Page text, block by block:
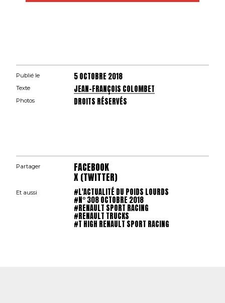
Publié le 5 OCTOBRE 2018
Texte JEAN-FRANÇOIS COLOMBET
Photos DROITS RÉSERVÉS
Partager FACEBOOK
X (TWITTER)
Et aussi #L'ACTUALITÉ DU POIDS LOURDS
#N° 308 OCTOBRE 2018
#RENAULT SPORT RACING
#RENAULT TRUCKS
#T HIGH RENAULT SPORT RACING